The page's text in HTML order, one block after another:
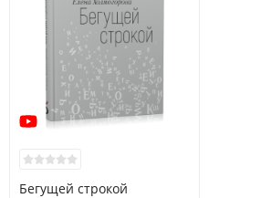
Бегущей строкой